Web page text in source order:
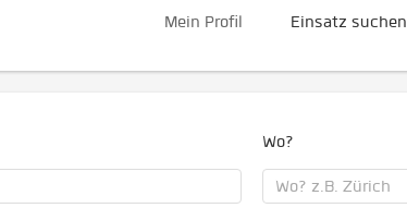
Mein Profil Einsatz suchen
Wo?